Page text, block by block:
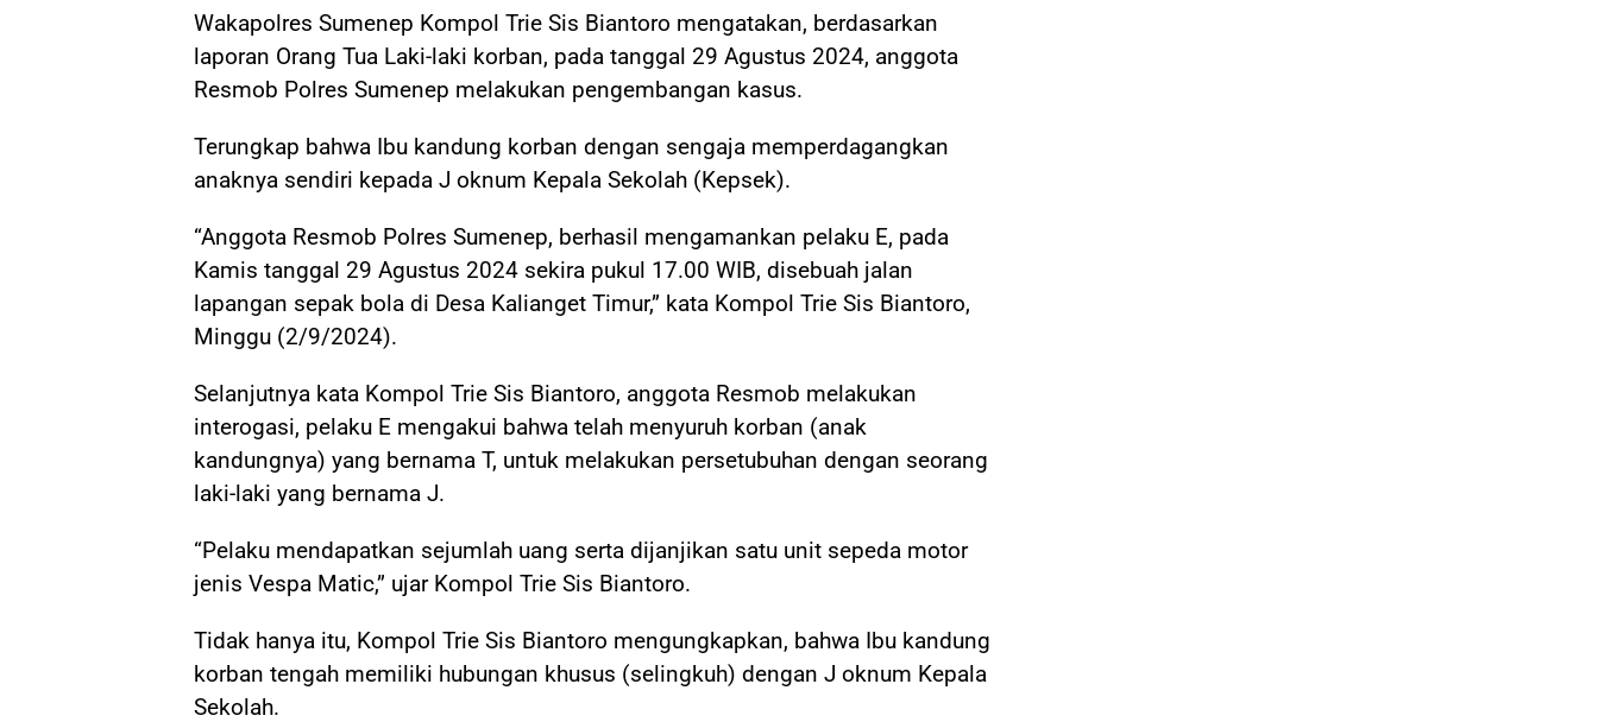
Wakapolres Sumenep Kompol Trie Sis Biantoro mengatakan, berdasarkan
laporan Orang Tua Laki-laki korban, pada tanggal 29 Agustus 2024, anggota
Resmob Polres Sumenep melakukan pengembangan kasus.
Terungkap bahwa Ibu kandung korban dengan sengaja memperdagangkan
anaknya sendiri kepada J oknum Kepala Sekolah (Kepsek).
“Anggota Resmob Polres Sumenep, berhasil mengamankan pelaku E, pada
Kamis tanggal 29 Agustus 2024 sekira pukul 17.00 WIB, disebuah jalan
lapangan sepak bola di Desa Kalianget Timur,” kata Kompol Trie Sis Biantoro,
Minggu (2/9/2024).
Selanjutnya kata Kompol Trie Sis Biantoro, anggota Resmob melakukan
interogasi, pelaku E mengakui bahwa telah menyuruh korban (anak
kandungnya) yang bernama T, untuk melakukan persetubuhan dengan seorang
laki-laki yang bernama J.
“Pelaku mendapatkan sejumlah uang serta dijanjikan satu unit sepeda motor
jenis Vespa Matic,” ujar Kompol Trie Sis Biantoro.
Tidak hanya itu, Kompol Trie Sis Biantoro mengungkapkan, bahwa Ibu kandung
korban tengah memiliki hubungan khusus (selingkuh) dengan J oknum Kepala
Sekolah.